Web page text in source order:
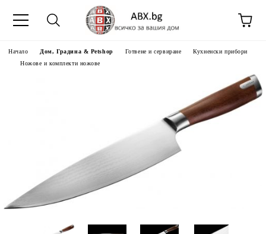
Начало Дом, Градина & Petshop Готвене и сервиране
Кухненски прибори
Ножове и комплекти ножове